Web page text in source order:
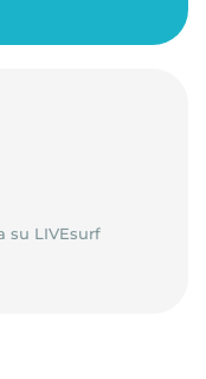
su LIVEsurf